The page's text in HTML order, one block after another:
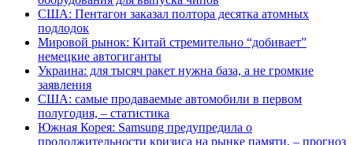
США: Пентагон заказал полтора десятка атомных
подлодок
Мировой рынок: Китай стремительно “добивает”
немецкие автогиганты
Украина: для тысяч ракет нужна база, а не громкие
заявления
США: самые продаваемые автомобили в первом
полугодия, – статистика
Южная Корея: Samsung предупредила о
продолжительности кризиса на рынке памяти, – прогноз